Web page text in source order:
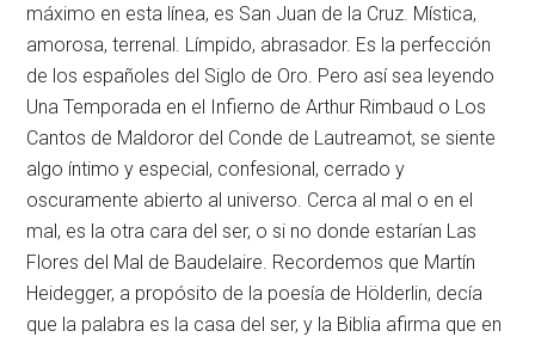
máximo en esta línea, es San Juan de la Cruz. Mística,
amorosa, terrenal. Límpido, abrasador. Es la perfección
de los españoles del Siglo de Oro. Pero así sea leyendo
Una Temporada en el Infierno de Arthur Rimbaud o Los
Cantos de Maldoror del Conde de Lautreamot, se siente
algo íntimo y especial, confesional, cerrado y
oscuramente abierto al universo. Cerca al mal o en el
mal, es la otra cara del ser, o si no donde estarían Las
Flores del Mal de Baudelaire. Recordemos que Martín
Heidegger, a propósito de la poesía de Hölderlin, decía
que la palabra es la casa del ser, y la Biblia afirma que en